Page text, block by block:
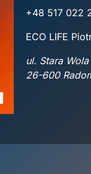
+48 517 022
ECO LIFE
ul. Stara
26-600